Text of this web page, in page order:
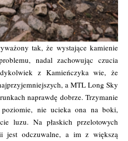
tak, że wystające kamienie
nadal zachowując czucia
z Kamieńczyka wie, że
a MTL Long Sky
naprawdę dobrze. Trzymanie
nie ucieka ona na boki,
luzu. Na płaskich przelotowych
jest odczuwalne, a im z większą